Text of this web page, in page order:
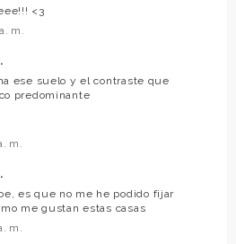
<3
m.
ese suelo y el contraste que
predominante
m.
es que no me he podido fijar
me gustan estas casas
m.